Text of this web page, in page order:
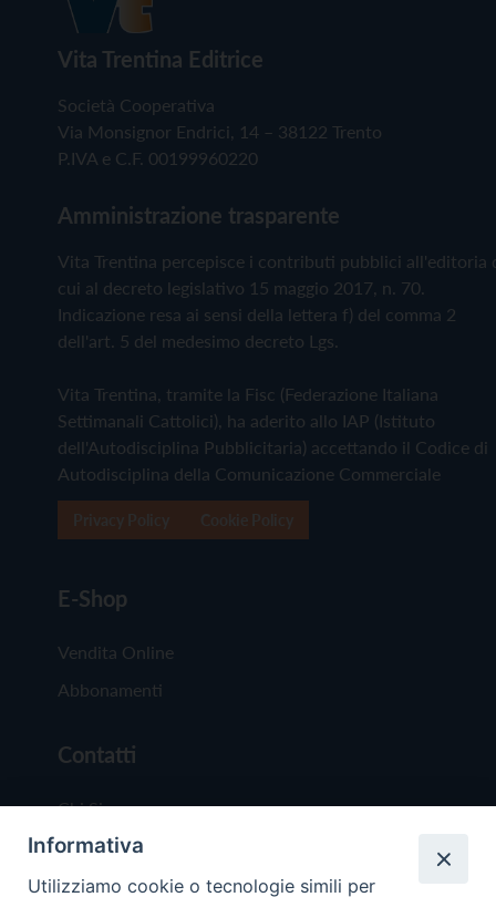
Vita Trentina Editrice
Società Cooperativa
Via Monsignor Endrici, 14 – 38122 Trento
P.IVA e C.F. 00199960220
Amministrazione trasparente
Vita Trentina percepisce i contributi pubblici all'editoria
cui al decreto legislativo 15 maggio 2017, n. 70.
Indicazione resa ai sensi della lettera f) del comma 2
dell'art. 5 del medesimo decreto Lgs.
Vita Trentina, tramite la Fisc (Federazione Italiana
Settimanali Cattolici), ha aderito allo IAP (Istituto
dell'Autodisciplina Pubblicitaria) accettando il Codice di
Autodisciplina della Comunicazione Commerciale
E-Shop
Vendita Online
Abbonamenti
Contatti
Chi Siamo
Redazione
Scrivici
Informativa
Utilizziamo cookie o tecnologie simili per